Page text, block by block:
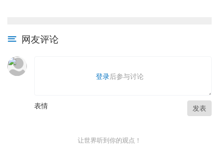
网友评论
登录后参与讨论
表情 发表
让世界听到你的观点！